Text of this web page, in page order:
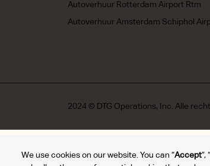
We use cookies on our website. You can “Accept”, “
Autoverhuur Rotterdam Airport Rtm
Autoverhuur Amsterdam Schiphol
2024 © DTG Operations, Inc. Alle